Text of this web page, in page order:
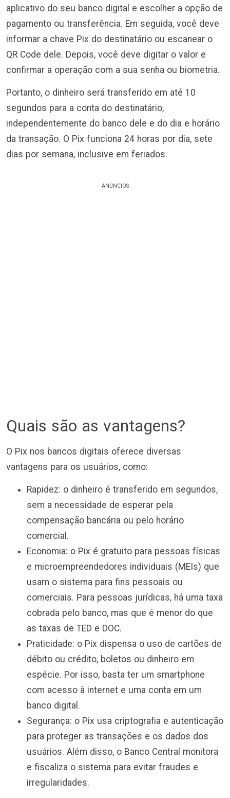
aplicativo do seu banco digital e escolher a opção de
pagamento ou transferência. Em seguida, você deve
informar a chave Pix do destinatário ou escanear o
QR Code dele. Depois, você deve digitar o valor e
confirmar a operação com a sua senha ou biometria.
Portanto, o dinheiro será transferido em até 10
segundos para a conta do destinatário,
independentemente do banco dele e do dia e horário
da transação. O Pix funciona 24 horas por dia, sete
dias por semana, inclusive em feriados.
ANÚNCIOS
Quais são as vantagens?
O Pix nos bancos digitais oferece diversas
vantagens para os usuários, como:
Rapidez: o dinheiro é transferido em segundos,
sem a necessidade de esperar pela
compensação bancária ou pelo horário
comercial.
Economia: o Pix é gratuito para pessoas físicas
e microempreendedores individuais (MEIs) que
usam o sistema para fins pessoais ou
comerciais. Para pessoas jurídicas, há uma taxa
cobrada pelo banco, mas que é menor do que
as taxas de TED e DOC.
Praticidade: o Pix dispensa o uso de cartões de
débito ou crédito, boletos ou dinheiro em
espécie. Por isso, basta ter um smartphone
com acesso à internet e uma conta em um
banco digital.
Segurança: o Pix usa criptografia e autenticação
para proteger as transações e os dados dos
usuários. Além disso, o Banco Central monitora
e fiscaliza o sistema para evitar fraudes e
irregularidades.